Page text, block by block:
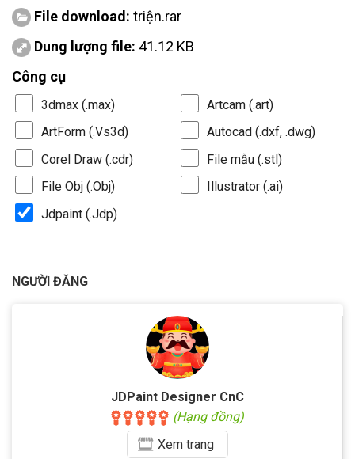
File download: triện.rar
Dung lượng file: 41.12 KB
Công cụ
3dmax (.max)
Artcam (.art)
ArtForm (.Vs3d)
Autocad (.dxf, .dwg)
Corel Draw (.cdr)
File mẫu (.stl)
File Obj (.Obj)
Illustrator (.ai)
Jdpaint (.Jdp)
NGƯỜI ĐĂNG
JDPaint Designer CnC
(Hạng đồng)
Xemtrang